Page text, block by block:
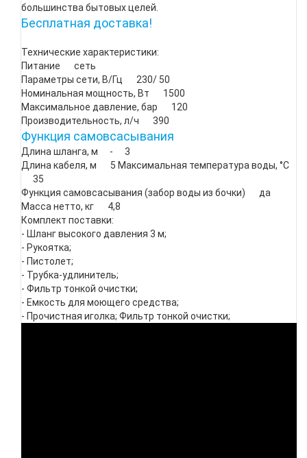
большинства бытовых целей.
Бесплатная доставка!
Технические характеристики:
Питание сеть
Параметры сети, В/Гц 230/ 50
Номинальная мощность, Вт 1500
Максимальное давление, бар 120
Производительность, л/ч 390
Функция самовсасывания
Длина шланга, м - 3
Длина кабеля, м 5 Максимальная температура воды, °С
35
Функция самовсасывания (забор воды из бочки) да
Масса нетто, кг 4,8
Комплект поставки:
- Шланг высокого давления 3 м;
- Рукоятка;
- Пистолет;
- Трубка-удлинитель;
- Фильтр тонкой очистки;
- Емкость для моющего средства;
- Прочистная иголка; Фильтр тонкой очистки;